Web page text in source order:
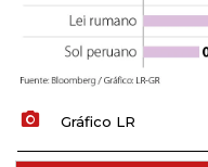
Gráfico LR